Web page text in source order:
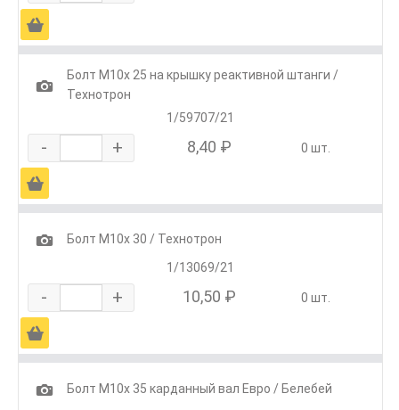
Ä
1
Болт М10х 25 на крышку реактивной штанги /
Технотрон
1/59707/21
- + 8,40 ₽ 0 шт.
Ä
1
Болт М10х 30 / Технотрон
1/13069/21
- + 10,50 ₽ 0 шт.
Ä
1
Болт М10х 35 карданный вал Евро / Белебей